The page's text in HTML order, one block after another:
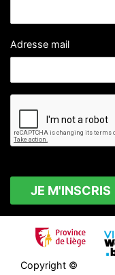
Adresse mail
Copyright ©